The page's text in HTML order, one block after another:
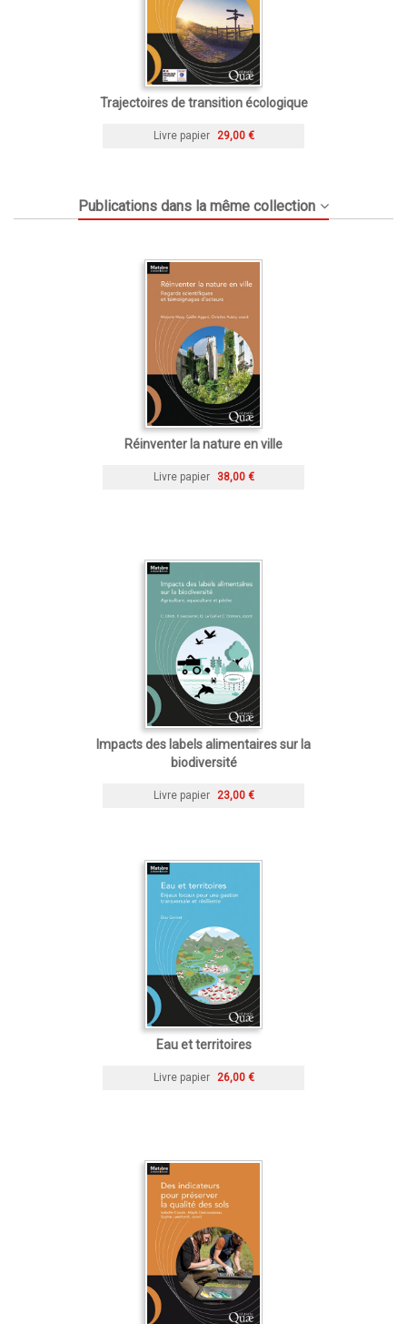
Trajectoires de transition écologique
Livre papier 29,00 €
Publications dans la même collection
Réinventer la nature en ville
Livre papier 38,00 €
Impacts des labels alimentaires sur la
biodiversité
Livre papier 23,00 €
Eau et territoires
Livre papier 26,00 €